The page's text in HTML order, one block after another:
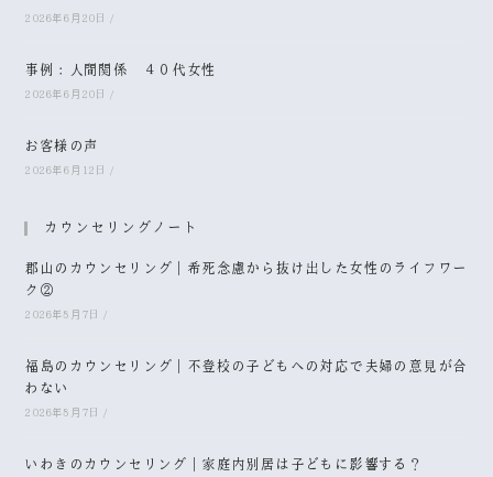
2026年6月20日 /
事例：人間関係 ４０代女性
2026年6月20日 /
お客様の声
2026年6月12日 /
カウンセリングノート
郡山のカウンセリング｜希死念慮から抜け出した女性のライフワー
ク②
2026年8月7日 /
福島のカウンセリング｜不登校の子どもへの対応で夫婦の意見が合
わない
2026年8月7日 /
いわきのカウンセリング｜家庭内別居は子どもに影響する？